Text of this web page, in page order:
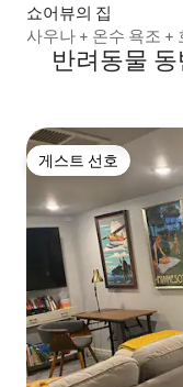
쇼어뷰의 집
사우나 + 온수 욕조 +
반려동물
게스트 선호
게스트 선호